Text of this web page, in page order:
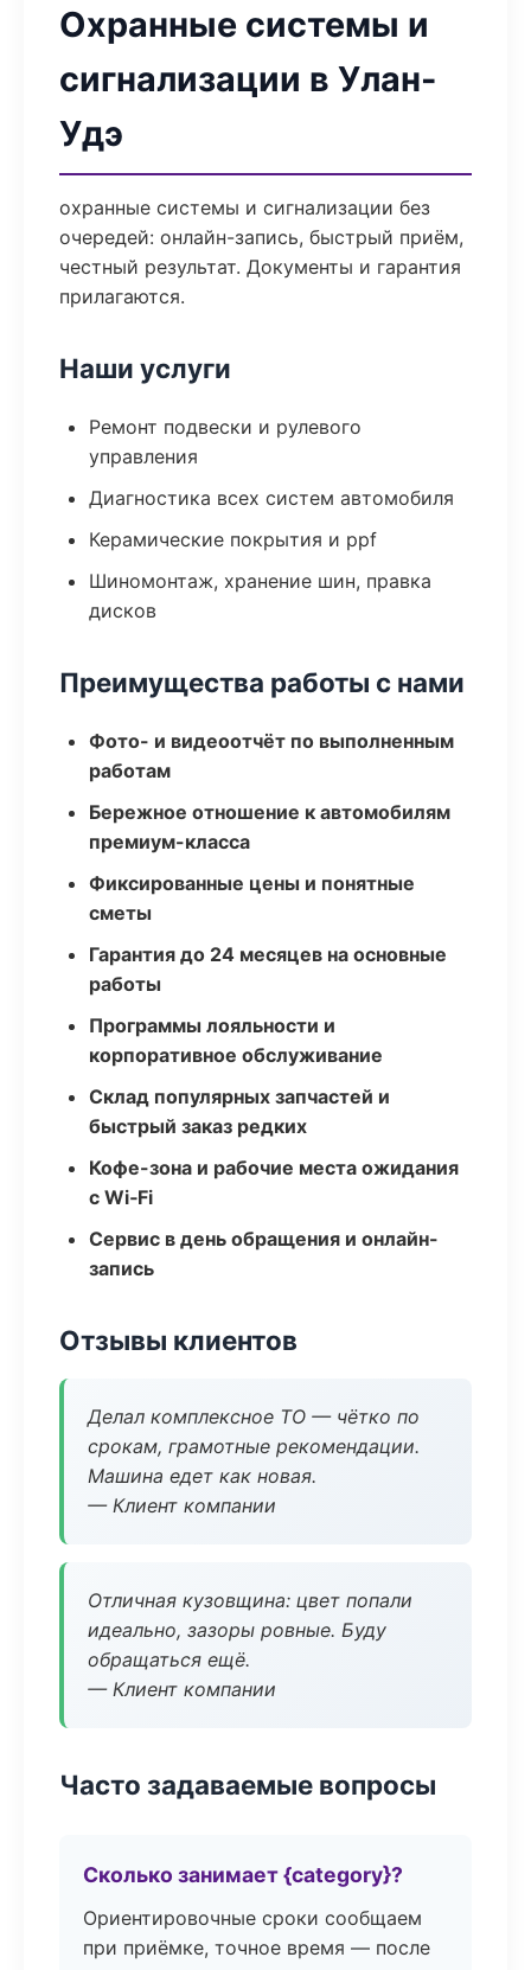
Охранные системы и
сигнализации в Улан-
Удэ
охранные системы и сигнализации без
очередей: онлайн-запись, быстрый приём,
честный результат. Документы и гарантия
прилагаются.
Наши услуги
Ремонт подвески и рулевого
управления
Диагностика всех систем автомобиля
Керамические покрытия и ppf
Шиномонтаж, хранение шин, правка
дисков
Преимущества работы с нами
Фото- и видеоотчёт по выполненным
работам
Бережное отношение к автомобилям
премиум-класса
Фиксированные цены и понятные
сметы
Гарантия до 24 месяцев на основные
работы
Программы лояльности и
корпоративное обслуживание
Склад популярных запчастей и
быстрый заказ редких
Кофе-зона и рабочие места ожидания
с Wi‑Fi
Сервис в день обращения и онлайн-
запись
Отзывы клиентов
Делал комплексное ТО — чётко по
срокам, грамотные рекомендации.
Машина едет как новая.
— Клиент компании
Отличная кузовщина: цвет попали
идеально, зазоры ровные. Буду
обращаться ещё.
— Клиент компании
Часто задаваемые вопросы
Сколько занимает {category}?
Ориентировочные сроки сообщаем
при приёмке, точное время — после